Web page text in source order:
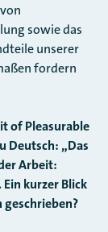
sowie das
unserer
fordern
of Pleasurable
Deutsch: „Das
Arbeit:
kurzer Blick
geschrieben?